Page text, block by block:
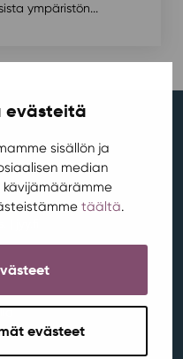
evästeitä
sisällön ja
median
kävijämäärämme
täältä.
evästeet
ympäristön...
JYYn